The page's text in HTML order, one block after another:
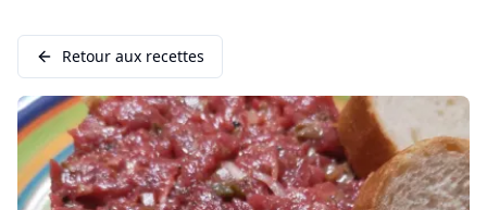
Retour aux recettes